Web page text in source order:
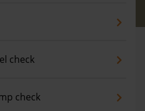
check
check